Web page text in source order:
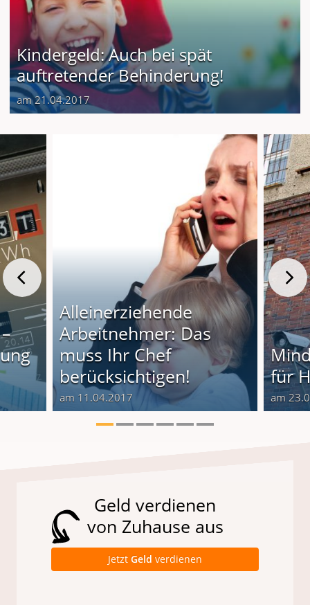
Kindergeld: Auch bei spät
auftretender Behinderung!
am 21.04.2017
Alleinerziehende
Arbeitnehmer: Das
muss Ihr Chef
berücksichtigen!
am 11.04.2017
für
am
Geld verdienen
von Zuhause aus
Jetzt Geld verdienen